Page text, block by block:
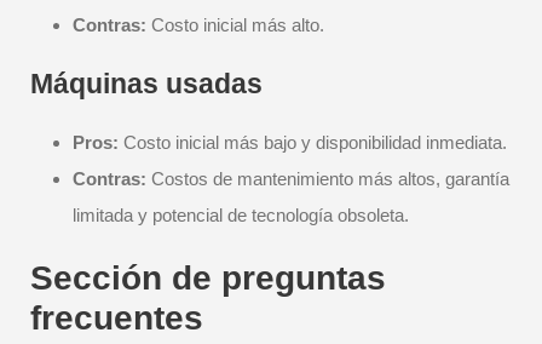
Contras: Costo inicial más alto.
Máquinas usadas
Pros: Costo inicial más bajo y disponibilidad inmediata.
Contras: Costos de mantenimiento más altos, garantía
limitada y potencial de tecnología obsoleta.
Sección de preguntas
frecuentes